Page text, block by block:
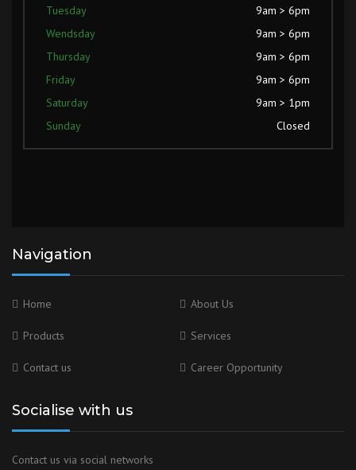
Tuesday
9am > 6pm
Wendsday
9am > 6pm
Thursday
9am > 6pm
Friday
9am > 6pm
Saturday
9am > 1pm
Sunday
Closed
Navigation
Home About Us
Products Services
Contact us Career Opportunity
Socialise with us
Contact us via social networks